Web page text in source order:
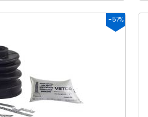
-57%